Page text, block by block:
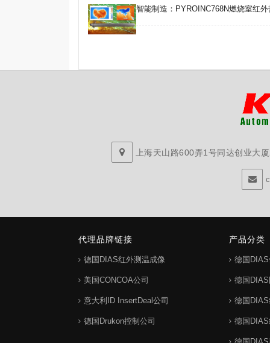
智能制造：PYROINC768N燃烧室红
上海天山路600弄1号同达创业大
代理品牌链接
德国DIAS红外测温成像
美国CONCOA公司
意大利ID InsertDeal公司
德国Drukon控制公司
产品分类
德国
德国
德国
德国
德国